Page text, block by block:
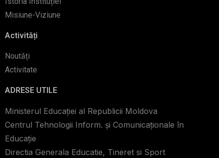
Misiune-Viziune
Activități
Noutăți
Activitate
ADRESE UTILE
Ministerul Educației al Republicii Moldova
Centrul Tehnologii Inform. şi Comunicaţionale în
Educaţie
Directia Generala Educatie, Tineret si Sport